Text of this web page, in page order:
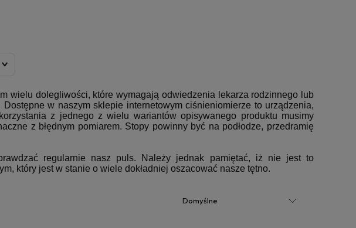
wielu dolegliwości, które wymagają odwiedzenia lekarza rodzinnego lub
w naszym sklepie internetowym ciśnieniomierze to urządzenia,
z jednego z wielu wariantów opisywanego produktu musimy
z błędnym pomiarem. Stopy powinny być na podłodze, przedramię
regularnie nasz puls. Należy jednak pamiętać, iż nie jest to
który jest w stanie o wiele dokładniej oszacować nasze tętno.